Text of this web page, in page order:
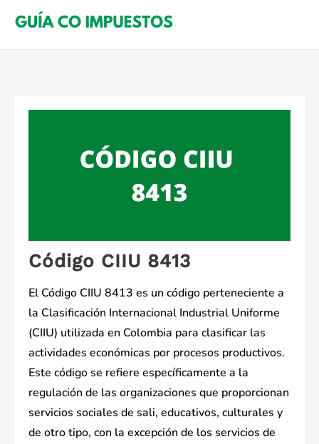
Código CIIU 8413
El Código CIIU 8413 es un código perteneciente a
la Clasificación Internacional Industrial Uniforme
(CIIU) utilizada en Colombia para clasificar las
actividades económicas por procesos productivos.
Este código se refiere específicamente a la
regulación de las organizaciones que proporcionan
servicios sociales de sali, educativos, culturales y
de otro tipo, con la excepción de los servicios de